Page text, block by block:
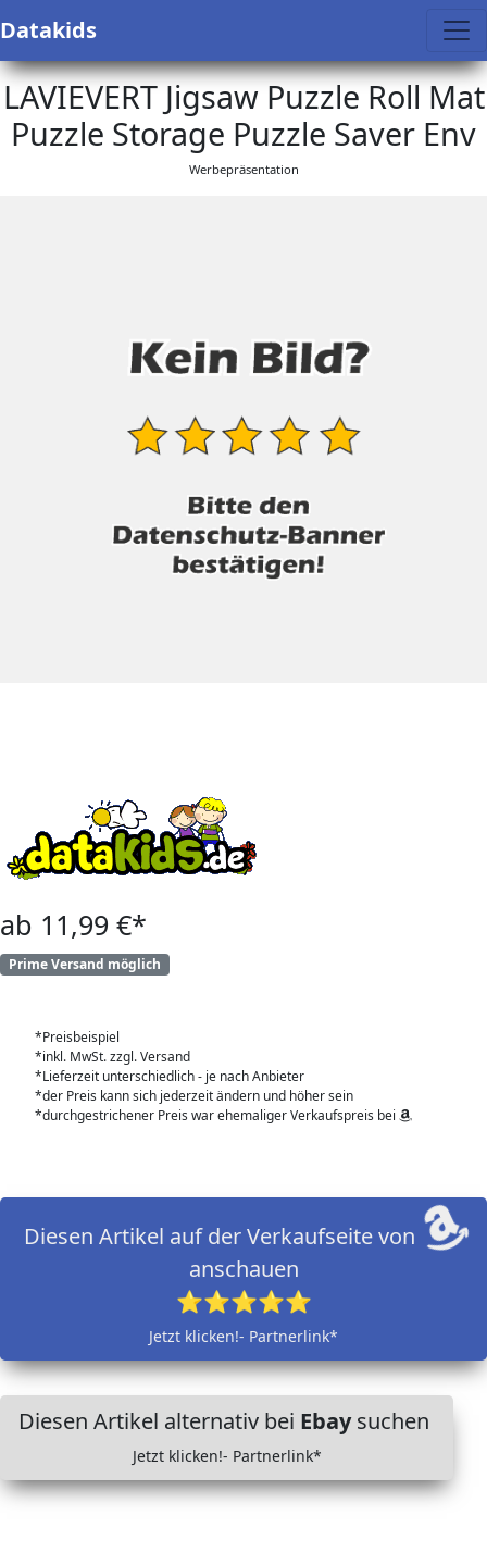
Datakids
LAVIEVERT Jigsaw Puzzle Roll Mat
Puzzle Storage Puzzle Saver Env
Werbepräsentation
ab 11,99 €*
Prime Versand möglich
*Preisbeispiel
*inkl. MwSt. zzgl. Versand
*Lieferzeit unterschiedlich - je nach Anbieter
*der Preis kann sich jederzeit ändern und höher sein
*durchgestrichener Preis war ehemaliger Verkaufspreis bei
Diesen Artikel auf der Verkaufseite von
anschauen
⭐⭐⭐⭐⭐
Jetzt klicken!- Partnerlink*
Diesen Artikel alternativ bei Ebaysuchen
Jetzt klicken!- Partnerlink*